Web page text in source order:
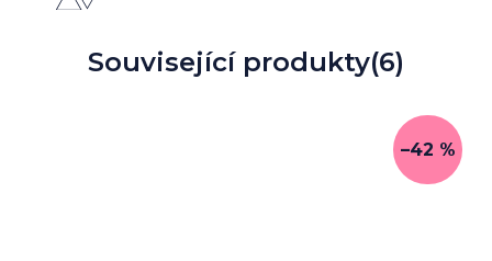
Související produkty(6)
–42 %